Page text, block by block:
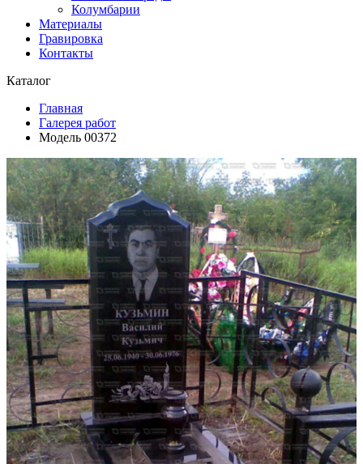
Колумбарии
Материалы
Гравировка
Контакты
Каталог
Главная
Галерея работ
Модель 00372